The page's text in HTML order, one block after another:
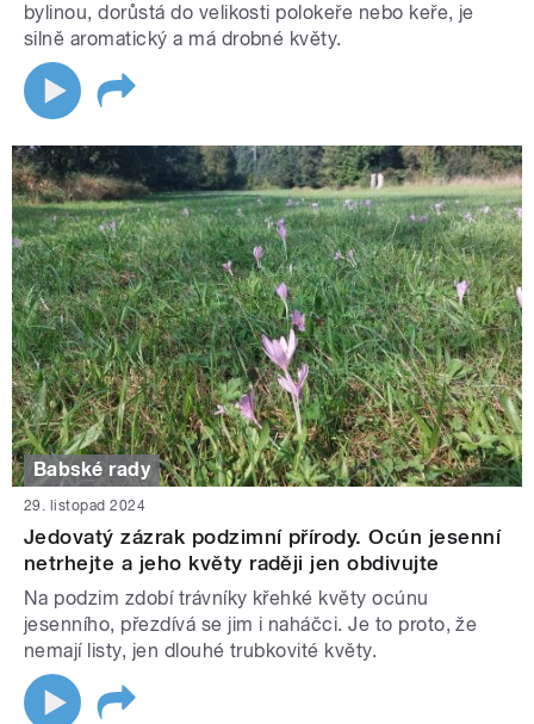
bylinou, dorůstá do velikosti polokeře nebo keře, je
silně aromatický a má drobné květy.
Babské rady
29. listopad 2024
Jedovatý zázrak podzimní přírody. Ocún jesenní
netrhejte a jeho květy raději jen obdivujte
Na podzim zdobí trávníky křehké květy ocúnu
jesenního, přezdívá se jim i naháčci. Je to proto, že
nemají listy, jen dlouhé trubkovité květy.